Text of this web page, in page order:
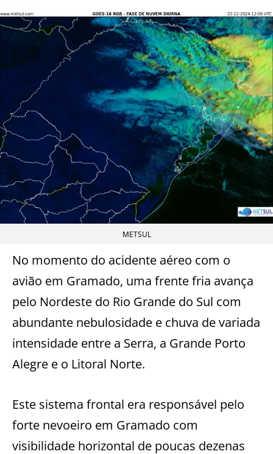
METSUL
No momento do acidente aéreo com o
avião em Gramado, uma frente fria avança
pelo Nordeste do Rio Grande do Sul com
abundante nebulosidade e chuva de variada
intensidade entre a Serra, a Grande Porto
Alegre e o Litoral Norte.
Este sistema frontal era responsável pelo
forte nevoeiro em Gramado com
visibilidade horizontal de poucas dezenas